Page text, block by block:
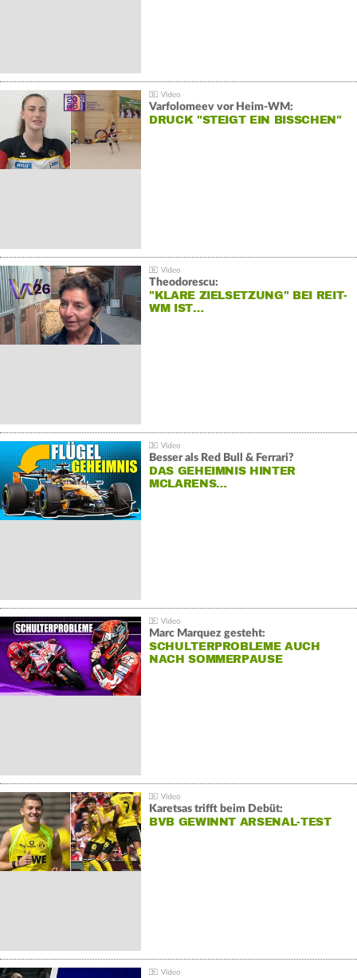
Varfolomeev vor Heim-WM:
DRUCK "STEIGT EIN BISSCHEN"
Theodorescu:
"KLARE ZIELSETZUNG" BEI REIT-
WM IST…
Besser als Red Bull & Ferrari?
DAS GEHEIMNIS HINTER
MCLARENS…
Marc Marquez gesteht:
SCHULTERPROBLEME AUCH
NACH SOMMERPAUSE
Karetsas trifft beim Debüt:
BVB GEWINNT ARSENAL-TEST